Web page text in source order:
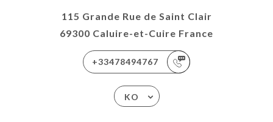
115 Grande Rue de Saint Clair
69300 Caluire-et-Cuire France
+33478494767
KO